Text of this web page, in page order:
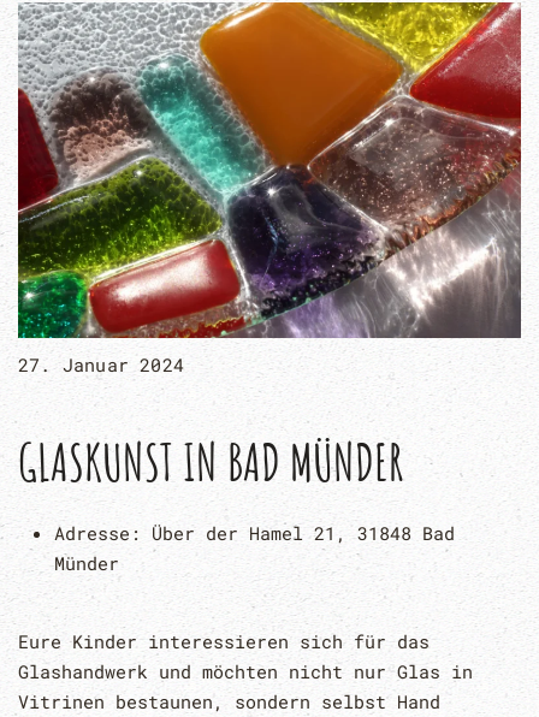
27. Januar 2024
GLASKUNST IN BAD MÜNDER
Adresse: Über der Hamel 21, 31848 Bad
Münder
Eure Kinder interessieren sich für das
Glashandwerk und möchten nicht nur Glas in
Vitrinen bestaunen, sondern selbst Hand